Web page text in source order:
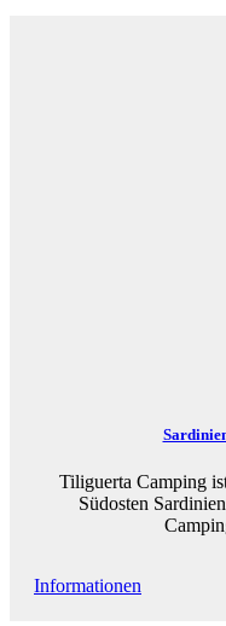
Tiliguerta Camping
Südosten
Informationen